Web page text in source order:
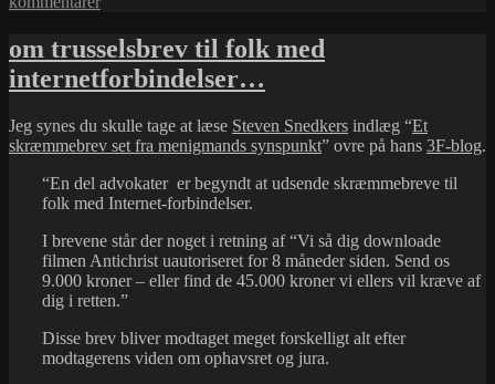
tilbage
:)
om trusselsbrev til folk med
internetforbindelser…
Jeg synes du skulle tage at læse Steven Snedkers indlæg “Et
skræmmebrev set fra menigmands synspunkt” ovre på hans 3F-blog.
“En del advokater er begyndt at udsende skræmmebreve til
folk med Internet-forbindelser.
I brevene står der noget i retning af “Vi så dig downloade
filmen Antichrist uautoriseret for 8 måneder siden. Send os
9.000 kroner – eller find de 45.000 kroner vi ellers vil kræve af
dig i retten.”
Disse brev bliver modtaget meget forskelligt alt efter
modtagerens viden om ophavsret og jura.